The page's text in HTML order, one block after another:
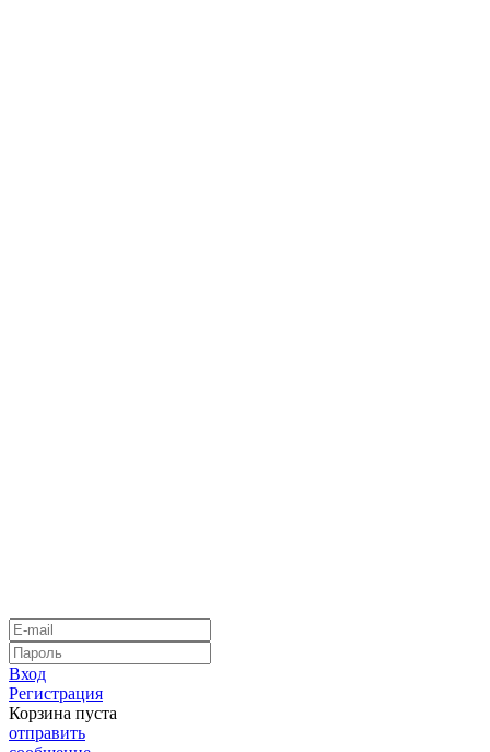
Вход
Регистрация
Корзина пуста
отправить